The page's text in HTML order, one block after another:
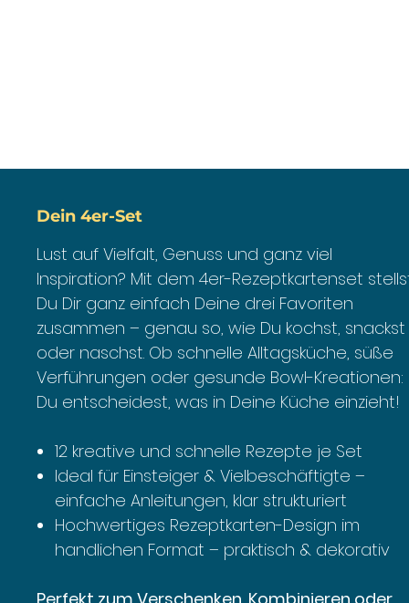
Dein 4er-Set
Lust auf Vielfalt, Genuss und ganz viel
Inspiration? Mit dem 4er-Rezeptkartenset
Du Dir ganz einfach Deine drei Favoriten
zusammen – genau so, wie Du kochst, snackst
oder naschst. Ob schnelle Alltagsküche, süße
Verführungen oder gesunde Bowl-Kreationen:
Du entscheidest, was in Deine Küche einzieht!
12 kreative und schnelle Rezepte je Set
Ideal für Einsteiger & Vielbeschäftigte –
einfache Anleitungen, klar strukturiert
Hochwertiges Rezeptkarten-Design im
handlichen Format – praktisch & dekorativ